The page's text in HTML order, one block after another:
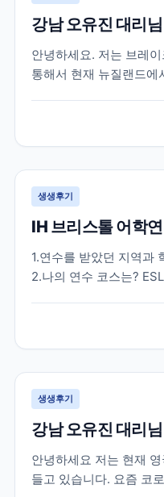
강남 오유진 대리
안녕하세요. 저는 브레
통해서 현재 뉴질랜드에
도 오유진 대리님의 친
다. 한국에서 많은 준비
에...
생생후기
IH 브리스톨 어학
1.연수를 받았던 지역과
2.나의 연수 코스는?
런던 외 지방지역은 런
두할 수 있는 지역을 원
생생후기
강남 오유진 대리
안녕하세요 저는 현재
들고 있습니다. 요즘 코